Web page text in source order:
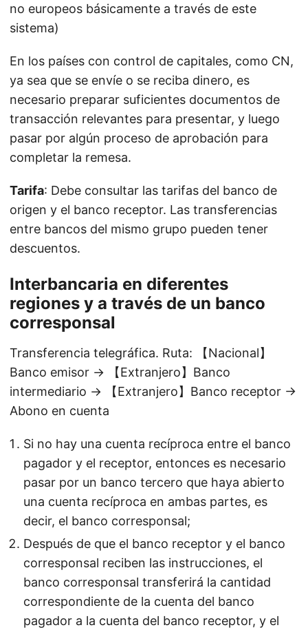
no europeos básicamente a través de este
sistema)
En los países con control de capitales, como CN,
ya sea que se envíe o se reciba dinero, es
necesario preparar suficientes documentos de
transacción relevantes para presentar, y luego
pasar por algún proceso de aprobación para
completar la remesa.
Tarifa: Debe consultar las tarifas del banco de
origen y el banco receptor. Las transferencias
entre bancos del mismo grupo pueden tener
descuentos.
Interbancaria en diferentes
regiones y a través de un banco
corresponsal
Transferencia telegráfica. Ruta: 【Nacional】
Banco emisor → 【Extranjero】Banco
intermediario → 【Extranjero】Banco receptor →
Abono en cuenta
Si no hay una cuenta recíproca entre el banco
pagador y el receptor, entonces es necesario
pasar por un banco tercero que haya abierto
una cuenta recíproca en ambas partes, es
decir, el banco corresponsal;
Después de que el banco receptor y el banco
corresponsal reciben las instrucciones, el
banco corresponsal transferirá la cantidad
correspondiente de la cuenta del banco
pagador a la cuenta del banco receptor, y el